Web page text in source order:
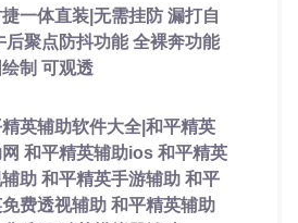
一体直装|无需挂防 漏打自
后聚点防抖功能 全裸奔功能
制 可观透
英辅助软件大全|和平精英
和平精英辅助ios 和平精英
助 和平精英手游辅助 和平
费透视辅助 和平精英辅助